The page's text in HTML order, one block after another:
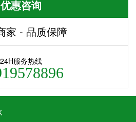
优惠咨询
家 - 品质保障
24H服务热线